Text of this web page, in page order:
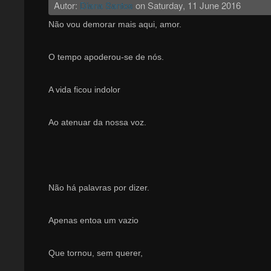
Autor: Diana Santos on Saturday, 11 June 2016
Não vou demorar mais aqui, amor.
O tempo apoderou-se de nós.
A vida ficou indolor
Ao atenuar da nossa voz.
Não há palavras por dizer.
Apenas entoa um vazio
Que tornou, sem querer,